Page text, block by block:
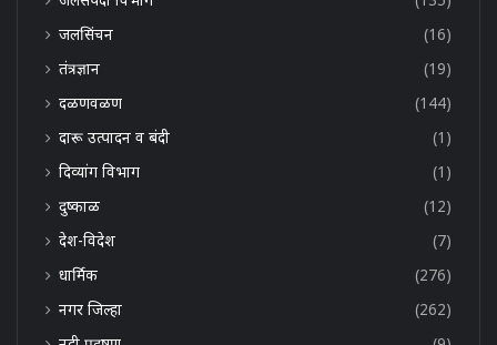
जलसिंचन
(16)
तंत्रज्ञान
(19)
दळणवळण
(144)
दारू उत्पादन व बंदी
(1)
दिव्यांग विभाग
(1)
दुष्काळ
(12)
देश-विदेश
(7)
धार्मिक
(276)
नगर जिल्हा
(262)